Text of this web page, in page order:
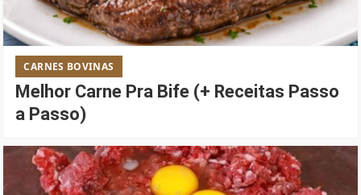
CARNES BOVINAS
Melhor Carne Pra Bife (+ Receitas Passo
a Passo)